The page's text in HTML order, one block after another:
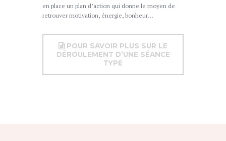
en place un plan d’action qui donne le moyen de
retrouver motivation, énergie, bonheur…
POUR SAVOIR PLUS SUR LE
DÉROULEMENT D’UNE SÉANCE
TYPE